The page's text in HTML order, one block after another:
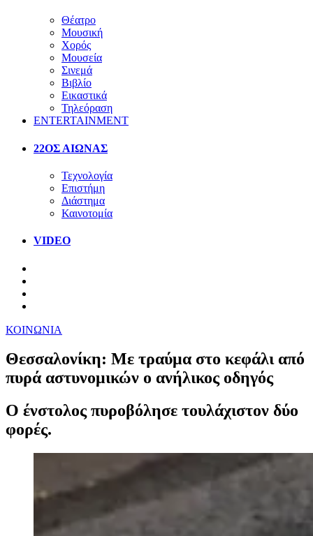
Θέατρο
Μουσική
Χορός
Μουσεία
Σινεμά
Βιβλίο
Εικαστικά
Τηλεόραση
ENTERTAINMENT
22ΟΣ ΑΙΩΝΑΣ
Τεχνολογία
Επιστήμη
Διάστημα
Καινοτομία
VIDEO
ΚΟΙΝΩΝΙΑ
Θεσσαλονίκη: Με τραύμα στο κεφάλι από
πυρά αστυνομικών ο ανήλικος οδηγός
Ο ένστολος πυροβόλησε τουλάχιστον δύο
φορές.